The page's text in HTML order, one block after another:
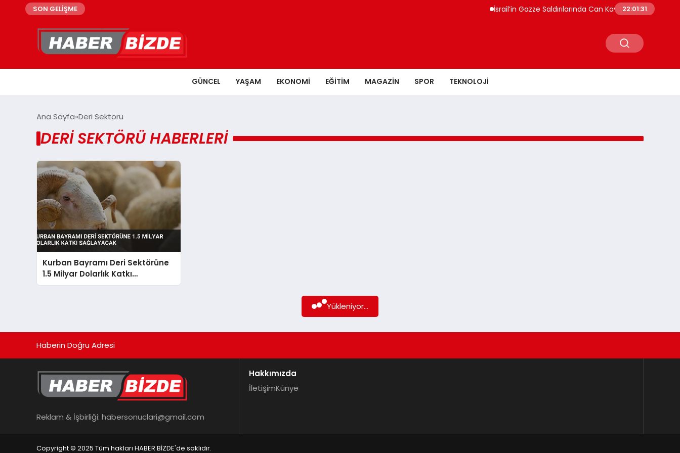
SON GELİŞME İsrail’in Gazze Saldırılarında Can Kaybı 73 Bin 381’e
22:01:31
GÜNCEL YAŞAM EKONOMI EĞITIM MAGAZIN SPOR TEKNOLOJI
Ana Sayfa Deri Sektörü
DERI SEKTÖRÜ HABERLERI
Kurban Bayramı Deri Sektörüne
1.5 Milyar Dolarlık Katkı
Sağlayacak
Yükleniyor...
Haberin Doğru Adresi
Reklam & İşbirliği: habersonuclari@gmail.com
Hakkımızda
İletişimKünye
Copyright © 2025 Tüm hakları HABER BİZDE'de saklıdır.